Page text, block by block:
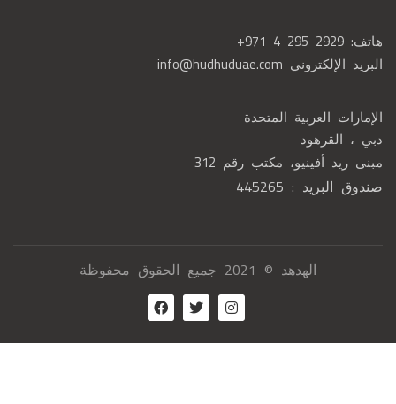
هاتف: +971 4 295 2929
البريد الإلكتروني info@hudhuduae.com
الإمارات العربية المتحدة
دبي ، القرهود
مبنى ريد أفينيو، مكتب رقم 312
صندوق البريد : 445265
الهدهد © 2021 جميع الحقوق محفوظة